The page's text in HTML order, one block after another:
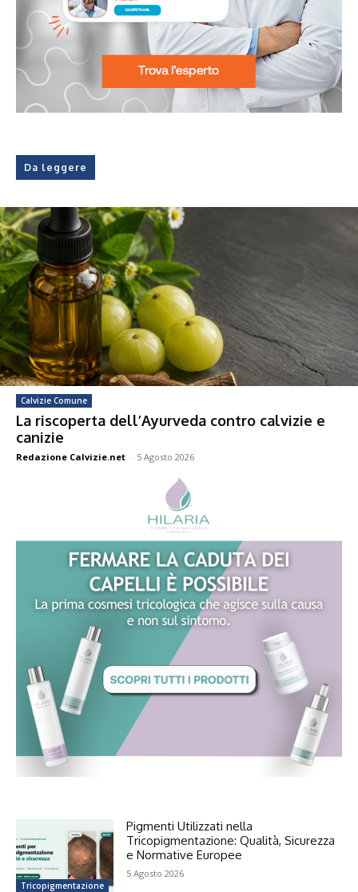
Da leggere
Calvizie Comune
La riscoperta dell’Ayurveda contro calvizie e
canizie
Redazione Calvizie.net - 5 Agosto 2026
Tricopigmentazione
Pigmenti Utilizzati nella
Tricopigmentazione: Qualità, Sicurezza
e Normative Europee
5 Agosto 2026